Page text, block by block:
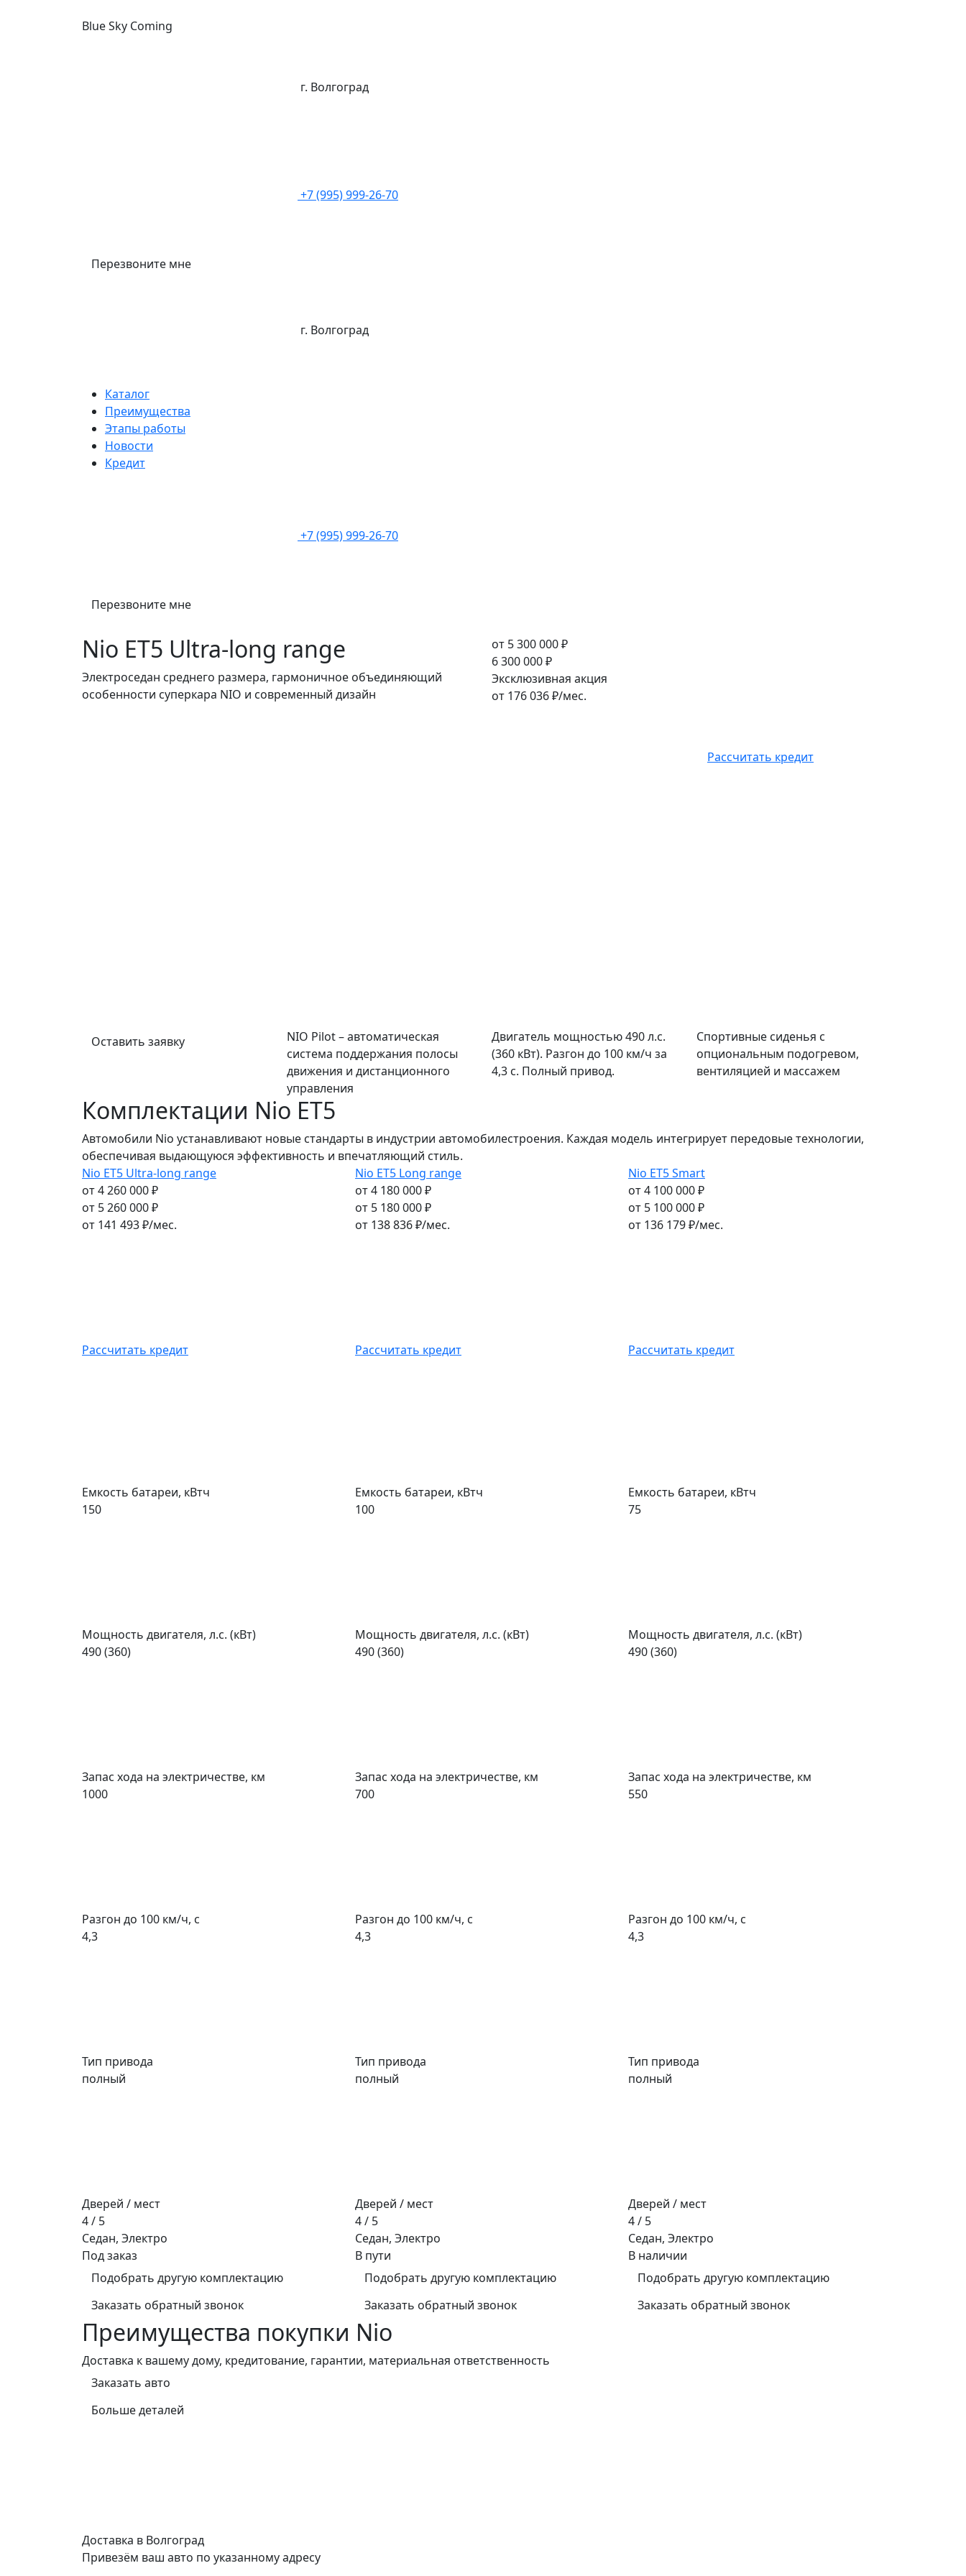
Blue Sky Coming
г. Волгоград
+7 (995) 999-26-70
Перезвоните мне
г. Волгоград
Каталог
Преимущества
Этапы работы
Новости
Кредит
+7 (995) 999-26-70
Перезвоните мне
Nio ET5 Ultra-long range
Электроседан среднего размера, гармоничное объединяющий
особенности суперкара NIO и современный дизайн
от 5 300 000₽
6 300 000₽
Эксклюзивная акция
от 176 036₽/мес.
Рассчитать кредит
Оставить заявку
NIO Pilot – автоматическая
система поддержания полосы
движения и дистанционного
управления
Двигатель мощностью 490 л.с.
(360 кВт). Разгон до 100 км/ч за
4,3 с. Полный привод.
Спортивные сиденья с
опциональным подогревом,
вентиляцией и массажем
Комплектации Nio ET5
Автомобили Nio устанавливают новые стандарты в индустрии автомобилестроения. Каждая модель интегрирует передовые технологии,
обеспечивая выдающуюся эффективность и впечатляющий стиль.
Nio ET5 Ultra-long range
от 4 260 000 ₽
от 5 260 000 ₽
от 141 493₽/мес.
Рассчитать кредит
Емкость батареи, кВтч
150
Мощность двигателя, л.с. (кВт)
490 (360)
Запас хода на электричестве, км
1000
Разгон до 100 км/ч, с
4,3
Тип привода
полный
Дверей / мест
4 / 5
Седан, Электро
Под заказ
Подобрать другую комплектацию
Заказать обратный звонок
Nio ET5 Long range
от 4 180 000 ₽
от 5 180 000 ₽
от 138 836₽/мес.
Рассчитать кредит
Емкость батареи, кВтч
100
Мощность двигателя, л.с. (кВт)
490 (360)
Запас хода на электричестве, км
700
Разгон до 100 км/ч, с
4,3
Тип привода
полный
Дверей / мест
4 / 5
Седан, Электро
В пути
Подобрать другую комплектацию
Заказать обратный звонок
Nio ET5 Smart
от 4 100 000 ₽
от 5 100 000 ₽
от 136 179₽/мес.
Рассчитать кредит
Емкость батареи, кВтч
75
Мощность двигателя, л.с. (кВт)
490 (360)
Запас хода на электричестве, км
550
Разгон до 100 км/ч, с
4,3
Тип привода
полный
Дверей / мест
4 / 5
Седан, Электро
В наличии
Подобрать другую комплектацию
Заказать обратный звонок
Преимущества покупки Nio
Доставка к вашему дому, кредитование, гарантии, материальная ответственность
Заказать авто
Больше деталей
Доставка в Волгоград
Привезём ваш авто по указанному адресу